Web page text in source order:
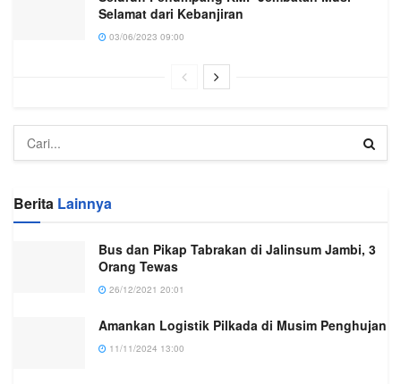
Selamat dari Kebanjiran
03/06/2023 09:00
Berita Lainnya
Bus dan Pikap Tabrakan di Jalinsum Jambi, 3
Orang Tewas
26/12/2021 20:01
Amankan Logistik Pilkada di Musim Penghujan
11/11/2024 13:00